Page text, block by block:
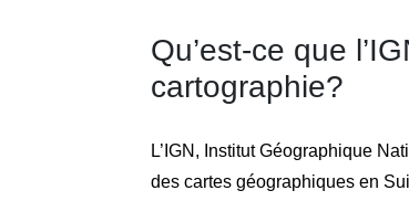
Qu’est-ce que
cartographie?
L’IGN, Institut Géographique
des cartes géographiques en